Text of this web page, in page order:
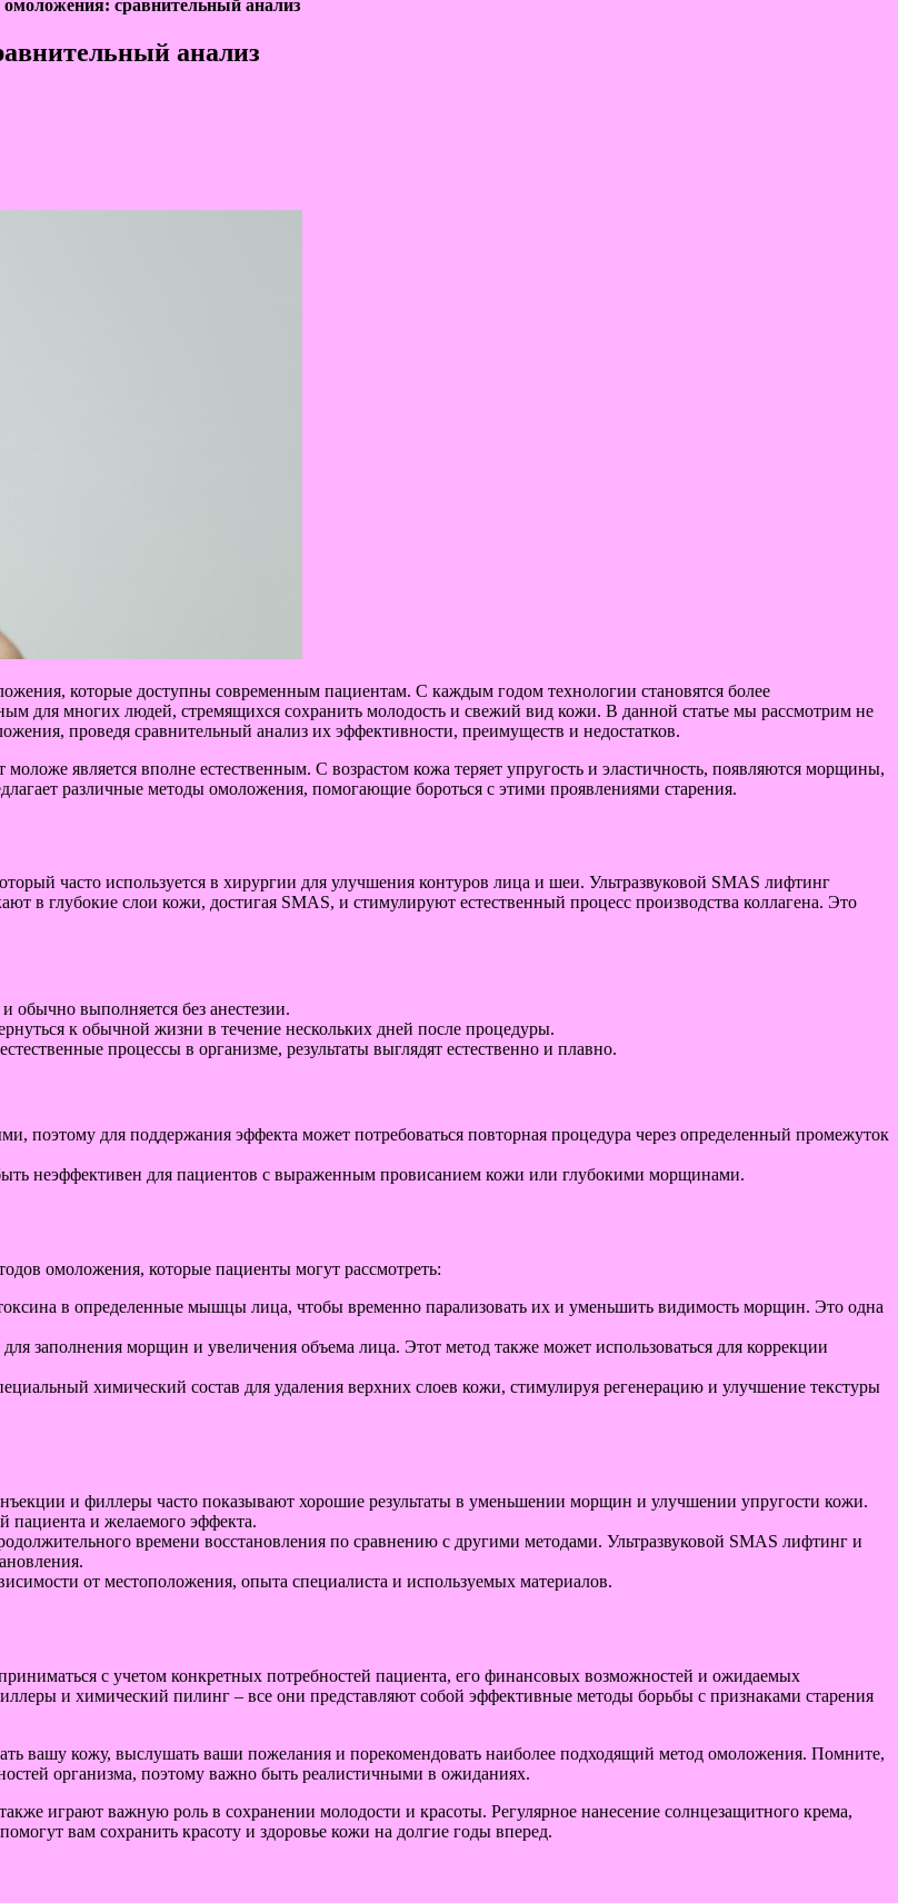
сравнительный анализ
анализ
которые доступны современным пациентам. С каждым годом технологии становятся более
для многих людей, стремящихся сохранить молодость и свежий вид кожи. В данной статье мы рассмотрим не
проведя сравнительный анализ их эффективности, преимуществ и недостатков.
является вполне естественным. С возрастом кожа теряет упругость и эластичность, появляются морщины,
различные методы омоложения, помогающие бороться с этими проявлениями старения.
часто используется в хирургии для улучшения контуров лица и шеи. Ультразвуковой SMAS лифтинг
в глубокие слои кожи, достигая SMAS, и стимулируют естественный процесс производства коллагена. Это
обычно выполняется без анестезии.
к обычной жизни в течение нескольких дней после процедуры.
процессы в организме, результаты выглядят естественно и плавно.
поэтому для поддержания эффекта может потребоваться повторная процедура через определенный промежуток
неэффективен для пациентов с выраженным провисанием кожи или глубокими морщинами.
омоложения, которые пациенты могут рассмотреть:
в определенные мышцы лица, чтобы временно парализовать их и уменьшить видимость морщин. Это одна
заполнения морщин и увеличения объема лица. Этот метод также может использоваться для коррекции
химический состав для удаления верхних слоев кожи, стимулируя регенерацию и улучшение текстуры
и филлеры часто показывают хорошие результаты в уменьшении морщин и улучшении упругости кожи.
пациента и желаемого эффекта.
времени восстановления по сравнению с другими методами. Ультразвуковой SMAS лифтинг и
от местоположения, опыта специалиста и используемых материалов.
с учетом конкретных потребностей пациента, его финансовых возможностей и ожидаемых
и химический пилинг – все они представляют собой эффективные методы борьбы с признаками старения
вашу кожу, выслушать ваши пожелания и порекомендовать наиболее подходящий метод омоложения. Помните,
организма, поэтому важно быть реалистичными в ожиданиях.
играют важную роль в сохранении молодости и красоты. Регулярное нанесение солнцезащитного крема,
вам сохранить красоту и здоровье кожи на долгие годы вперед.